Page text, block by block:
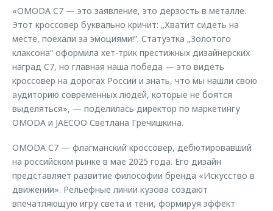
«OMODA C7 — это заявление, это дерзость в металле.
Этот кроссовер буквально кричит: „Хватит сидеть на
месте, поехали за эмоциями!“. Статуэтка „Золотого
клаксона“ оформила хет-трик престижных дизайнерских
наград C7, но главная наша победа — это видеть
кроссовер на дорогах России и знать, что мы нашли свою
аудиторию современных людей, которые не боятся
выделяться», — поделилась директор по маркетингу
OMODA и JAECOO Светлана Гречишкина.
OMODA C7 — флагманский кроссовер, дебютировавший
на российском рынке в мае 2025 года. Его дизайн
представляет развитие философии бренда «Искусство в
движении». Рельефные линии кузова создают
впечатляющую игру света и тени, формируя эффект